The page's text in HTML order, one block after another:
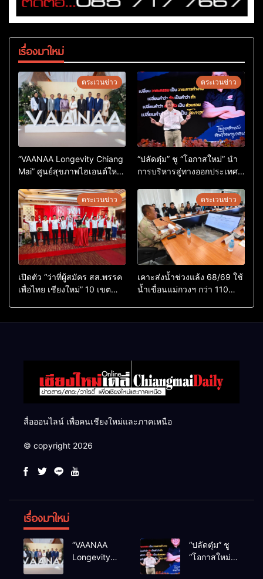
เรื่องมาใหม่
ตระเวนข่าว
“VAANAA Longevity Chiang
Mai” ศูนย์สุขภาพไฮเอนต์ใหญ่
ตระเวนข่าว
“ปลัดตุ๋ม” ชู “โอกาสใหม่” นำ
การบริหารสู่ทางออกประเทศ
ตระเวนข่าว
เปิดตัว “ว่าที่ผู้สมัคร สส.พรรค
เพื่อไทย เชียงใหม่” 10 เขต
ตระเวนข่าว
เคาะส่งน้ำช่วงแล้ง 68/69 ใช้
น้ำเขื่อนแม่กวงฯ กว่า 110
สื่อออนไลน์ เพื่อคนเชียงใหม่และภาคเหนือ
© copyright 2026
เรื่องมาใหม่
“VAANAA
Longevity
“ปลัดตุ๋ม” ชู
“โอกาสใหม่”